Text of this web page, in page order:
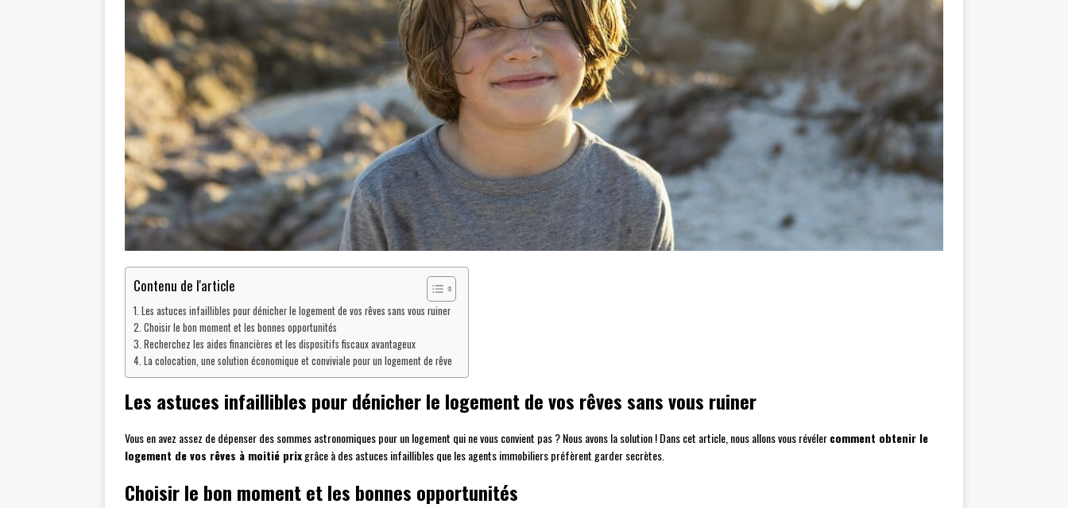
Contenu de l'article
Les astuces infaillibles pour dénicher le logement de vos rêves sans vous ruiner
Choisir le bon moment et les bonnes opportunités
Recherchez les aides financières et les dispositifs fiscaux avantageux
La colocation, une solution économique et conviviale pour un logement de rêve
Les astuces infaillibles pour dénicher le logement de vos rêves sans vous ruiner
Vous en avez assez de dépenser des sommes astronomiques pour un logement qui ne vous convient pas ? Nous avons la solution ! Dans cet article, nous allons vous révélercomment obtenir le
logement de vos rêves à moitié prixgrâce à des astuces infaillibles que les agents immobiliers préfèrent garder secrètes.
Choisir le bon moment et les bonnes opportunités